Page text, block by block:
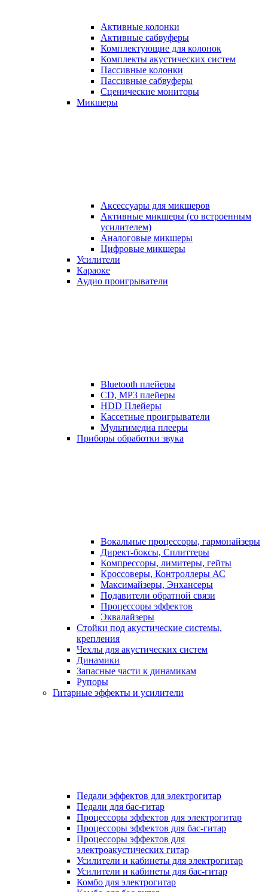
Активные колонки
Активные сабвуферы
Комплектующие для колонок
Комплекты акустических систем
Пассивные колонки
Пассивные сабвуферы
Сценические мониторы
Микшеры
Аксессуары для микшеров
Активные микшеры (со встроенным
усилителем)
Аналоговые микшеры
Цифровые микшеры
Усилители
Караоке
Аудио проигрыватели
Bluetooth плейеры
CD, MP3 плейеры
HDD Плейеры
Кассетные проигрыватели
Мультимедиа плееры
Приборы обработки звука
Вокальные процессоры, гармонайзеры
Директ-боксы, Сплиттеры
Компрессоры, лимитеры, гейты
Кроссоверы, Контроллеры АС
Максимайзеры, Энхансеры
Подавители обратной связи
Процессоры эффектов
Эквалайзеры
Стойки под акустические системы,
крепления
Чехлы для акустических систем
Динамики
Запасные части к динамикам
Рупоры
Гитарные эффекты и усилители
Педали эффектов для электрогитар
Педали для бас-гитар
Процессоры эффектов для электрогитар
Процессоры эффектов для бас-гитар
Процессоры эффектов для
электроакустических гитар
Усилители и кабинеты для электрогитар
Усилители и кабинеты для бас-гитар
Комбо для электрогитар